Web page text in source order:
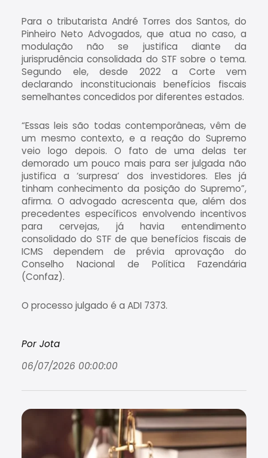
Para o tributarista André Torres dos Santos, do
Pinheiro Neto Advogados, que atua no caso, a
modulação não se justifica diante da
jurisprudência consolidada do STF sobre o tema.
Segundo ele, desde 2022 a Corte vem
declarando inconstitucionais benefícios fiscais
semelhantes concedidos por diferentes estados.
“Essas leis são todas contemporâneas, vêm de
um mesmo contexto, e a reação do Supremo
veio logo depois. O fato de uma delas ter
demorado um pouco mais para ser julgada não
justifica a ‘surpresa’ dos investidores. Eles já
tinham conhecimento da posição do Supremo”,
afirma. O advogado acrescenta que, além dos
precedentes específicos envolvendo incentivos
para cervejas, já havia entendimento
consolidado do STF de que benefícios fiscais de
ICMS dependem de prévia aprovação do
Conselho Nacional de Política Fazendária
(Confaz).
O processo julgado é a ADI 7373.
Por Jota
06/07/2026 00:00:00